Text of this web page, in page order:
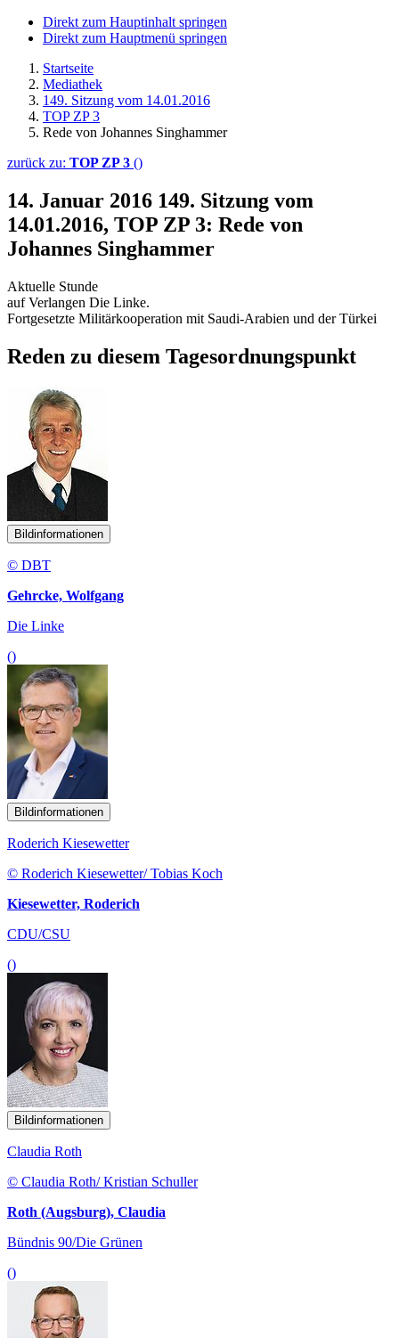
Direkt zum Hauptinhalt springen
Direkt zum Hauptmenü springen
Startseite
Mediathek
149. Sitzung vom 14.01.2016
TOP ZP 3
Rede von Johannes Singhammer
zurück zu: TOP ZP 3 ()
14. Januar 2016 149. Sitzung vom
14.01.2016, TOP ZP 3: Rede von
Johannes Singhammer
Aktuelle Stunde
auf Verlangen Die Linke.
Fortgesetzte Militärkooperation mit Saudi-Arabien und der Türkei
Reden zu diesem Tagesordnungspunkt
Bildinformationen
© DBT
Gehrcke, Wolfgang
Die Linke
()
Bildinformationen
Roderich Kiesewetter
© Roderich Kiesewetter/ Tobias Koch
Kiesewetter, Roderich
CDU/CSU
()
Bildinformationen
Claudia Roth
© Claudia Roth/ Kristian Schuller
Roth (Augsburg), Claudia
Bündnis 90/Die Grünen
()